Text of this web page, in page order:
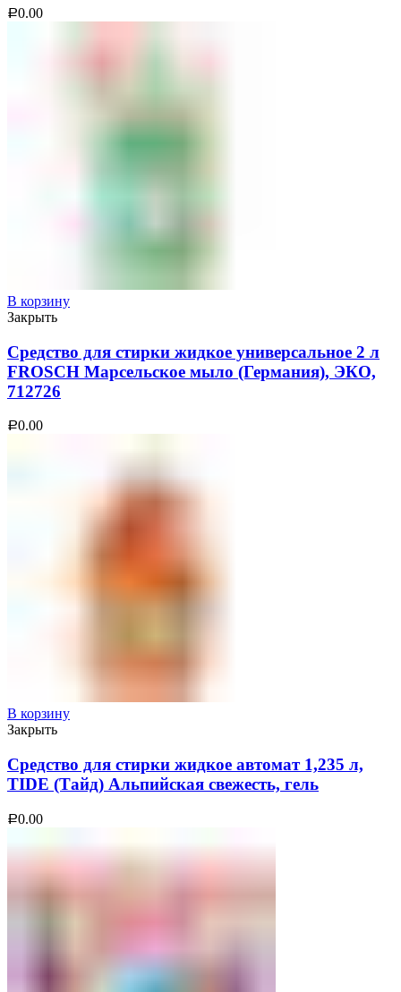
Р0.00
В корзину
Закрыть
Средство для стирки жидкое универсальное 2 л
FROSCH Марсельское мыло (Германия), ЭКО,
712726
Р0.00
В корзину
Закрыть
Средство для стирки жидкое автомат 1,235 л,
TIDE (Тайд) Альпийская свежесть, гель
Р0.00